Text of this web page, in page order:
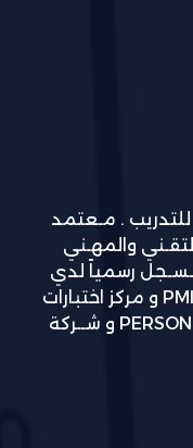
للتدريب . مـعتمد
والمهـني
رسمياً لدي
المعهد الأمريكي لإدارة المشاريع PMI و مركز اختبارات
دولـي مـعـتمـد مـن شــركة PERSON VUE و شــركة